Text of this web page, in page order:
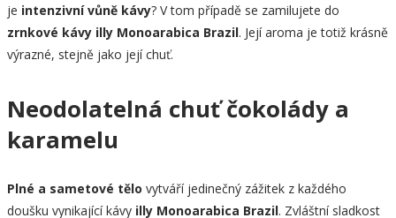
je intenzivní vůně kávy? V tom případě se zamilujete do
zrnkové kávy illy Monoarabica Brazil. Její aroma je totiž krásně
výrazné, stejně jako její chuť.
Neodolatelná chuť čokolády a
karamelu
Plné a sametové tělo vytváří jedinečný zážitek z každého
doušku vynikající kávy illy Monoarabica Brazil. Zvláštní sladkost